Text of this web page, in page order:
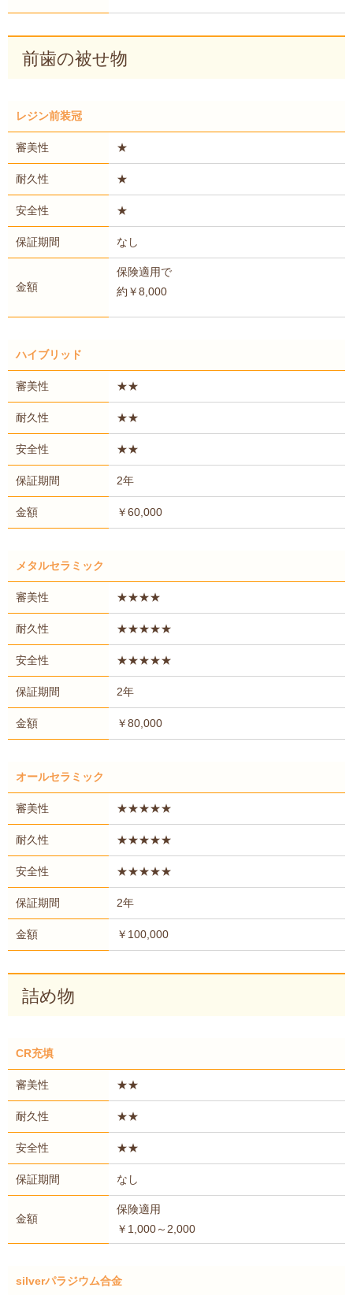
前歯の被せ物
レジン前装冠
審美性 ★
耐久性 ★
安全性 ★
保証期間 なし
金額
保険適用で
約￥8,000
ハイブリッド
審美性 ★★
耐久性 ★★
安全性 ★★
保証期間 2年
金額 ￥60,000
メタルセラミック
審美性 ★★★★
耐久性 ★★★★★
安全性 ★★★★★
保証期間 2年
金額 ￥80,000
オールセラミック
審美性 ★★★★★
耐久性 ★★★★★
安全性 ★★★★★
保証期間 2年
金額 ￥100,000
詰め物
CR充填
審美性 ★★
耐久性 ★★
安全性 ★★
保証期間 なし
金額
保険適用
￥1,000～2,000
silverパラジウム合金